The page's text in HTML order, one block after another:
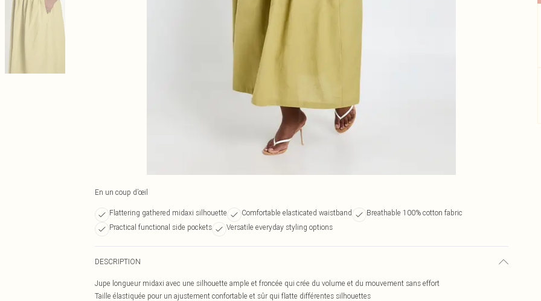
En un coup d’œil
Flattering gathered midaxi silhouette Comfortable elasticated waistband
Breathable 100% cotton fabric
Practical functional side pockets
Versatile everyday styling options
DESCRIPTION
Jupe longueur midaxi avec une silhouette ample et froncée qui crée du volume et du mouvement sans effort
Taille élastiquée pour un ajustement confortable et sûr qui flatte différentes silhouettes